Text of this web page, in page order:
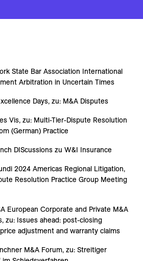
State Bar Association International
Arbitration in Uncertain Times
Days, zu: M&A Disputes
Vis, zu: Multi-Tier-Dispute Resolution
(German) Practice
DIScussions zu W&I Insurance
2024 Americas Regional Litigation,
Resolution Practice Group Meeting
European Corporate and Private M&A
zu: Issues ahead: post-closing
adjustment and warranty claims
M&A Forum, zu: Streitiger